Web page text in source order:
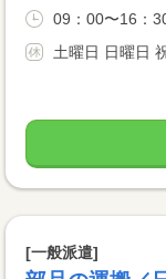
09：00〜16：
土曜日 日曜日
[一般派遣]